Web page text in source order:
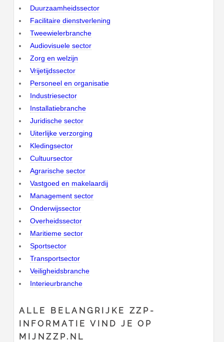
Duurzaamheidssector
Facilitaire dienstverlening
Tweewielerbranche
Audiovisuele sector
Zorg en welzijn
Vrijetijdssector
Personeel en organisatie
Industriesector
Installatiebranche
Juridische sector
Uiterlijke verzorging
Kledingsector
Cultuursector
Agrarische sector
Vastgoed en makelaardij
Management sector
Onderwijssector
Overheidssector
Maritieme sector
Sportsector
Transportsector
Veiligheidsbranche
Interieurbranche
ALLE BELANGRIJKE ZZP-
INFORMATIE VIND JE OP
MIJNZZP.NL